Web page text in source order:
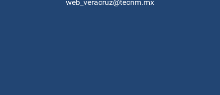
web_veracruz@tecnm.mx